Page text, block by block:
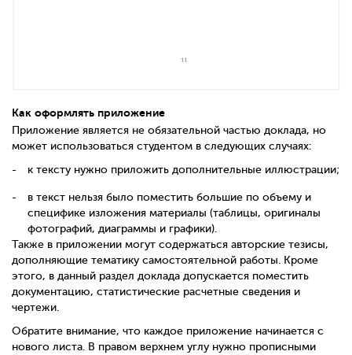
Как оформлять приложение
Приложение является не обязательной частью доклада, но
может использоваться студентом в следующих случаях:
к тексту нужно приложить дополнительные иллюстрации;
в текст нельзя было поместить большие по объему и
специфике изложения материалы (таблицы, оригиналы
фотографий, диаграммы и графики).
Также в приложении могут содержаться авторские тезисы,
дополняющие тематику самостоятельной работы. Кроме
этого, в данный раздел доклада допускается поместить
документацию, статистические расчетные сведения и
чертежи.
Обратите внимание, что каждое приложение начинается с
нового листа. В правом верхнем углу нужно прописными